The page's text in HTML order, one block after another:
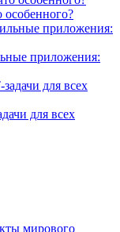
особенного?
приложения:
для всех